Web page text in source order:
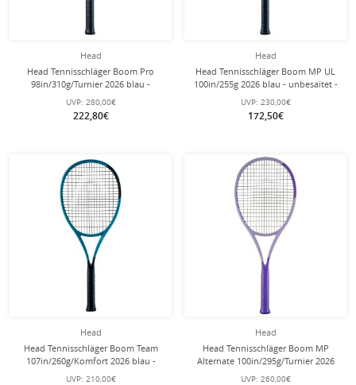
Head
Head Tennisschläger Boom Pro
98in/310g/Turnier 2026 blau -
unbesaitet -
UVP: 280,00€
222,80€
Head
Head Tennisschläger Boom MP UL
100in/255g 2026 blau - unbesaitet -
UVP: 230,00€
172,50€
Head
Head Tennisschläger Boom Team
107in/260g/Komfort 2026 blau -
unbesaitet -
UVP: 210,00€
Head
Head Tennisschläger Boom MP
Alternate 100in/295g/Turnier 2026
lila - unbesaitet -
UVP: 260,00€